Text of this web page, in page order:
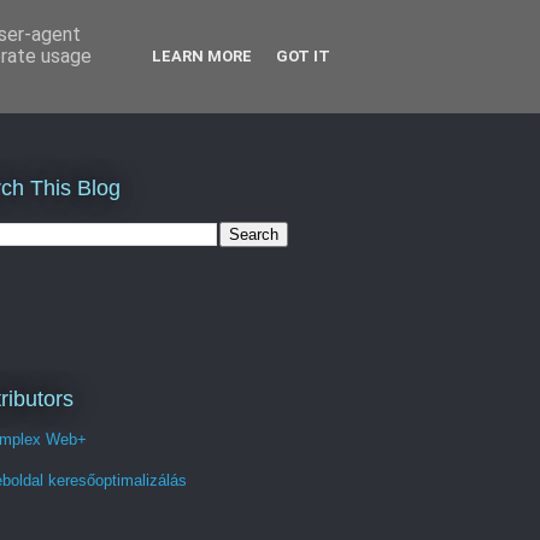
This Blog
Web+
keresőoptimalizálás
agent
usage
LEARN MORE GOT IT